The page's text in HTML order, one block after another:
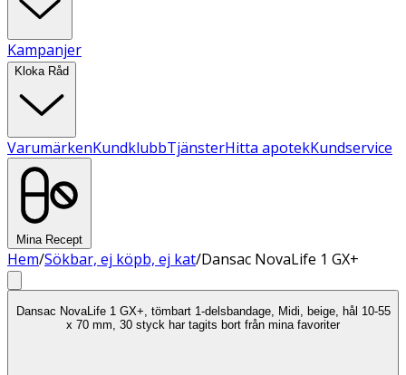
Kampanjer
Kloka Råd
VarumärkenKundklubbTjänsterHitta apotekKundservice
Mina Recept
Hem/Sökbar, ej köpb, ej kat/Dansac NovaLife 1 GX+
Dansac NovaLife 1 GX+, tömbart 1-delsbandage, Midi, beige, hål 10-55
x 70 mm, 30 styck har tagits bort från mina favoriter